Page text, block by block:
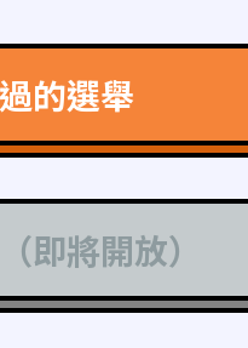
的選舉
即將開放）